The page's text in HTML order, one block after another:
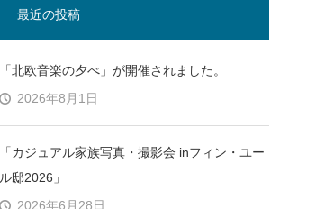
最近の投稿
「北欧音楽の夕べ」が開催されました。
2026年8月1日
「カジュアル家族写真・撮影会 inフィン・ユー
ル邸2026」
2026年6月28日